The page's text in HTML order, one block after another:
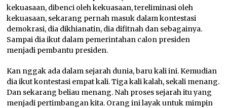
kekuasaan, dibenci oleh kekuasaan, tereliminasi oleh
kekuasaan, sekarang pernah masuk dalam kontestasi
demokrasi, dia dikhianatin, dia difitnah dan sebagainya.
Sampai dia ikut dalam pemerintahan calon presiden
menjadi pembantu presiden.
Kan nggak ada dalam sejarah dunia, baru kali ini. Kemudian
dia ikut kontestasi empat kali. Tiga kali kalah, sekali menang.
Dan sekarang beliau menang. Nah proses sejarah itu yang
menjadi pertimbangan kita. Orang ini layak untuk mimpin